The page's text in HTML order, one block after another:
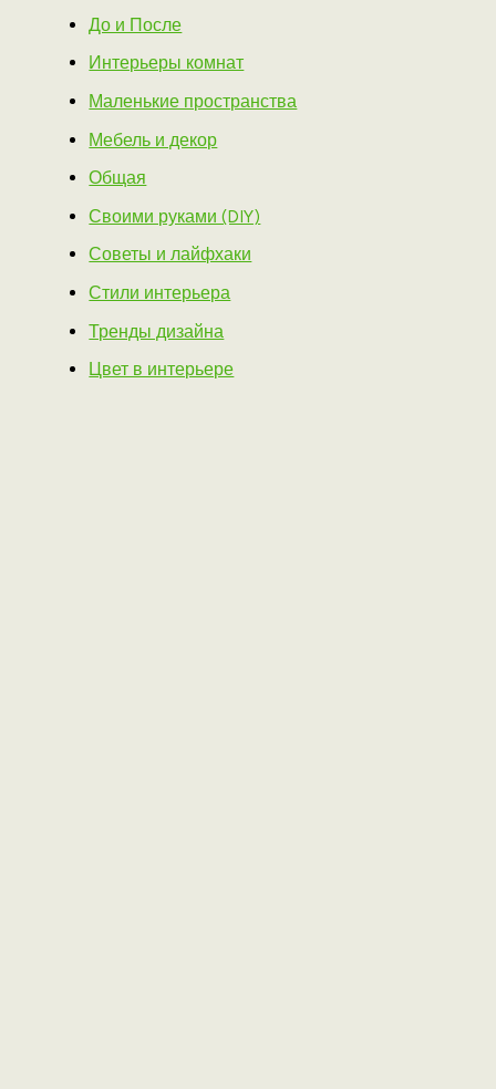
До и После
Интерьеры комнат
Маленькие пространства
Мебель и декор
Общая
Своими руками (DIY)
Советы и лайфхаки
Стили интерьера
Тренды дизайна
Цвет в интерьере